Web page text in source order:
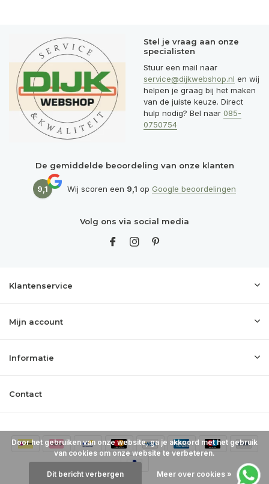
Stel je vraag aan onze
specialisten
Stuur een mail naar
service@dijkwebshop.nl en wij
helpen je graag bij het maken
van de juiste keuze. Direct
hulp nodig? Bel naar 085-
0750754
De gemiddelde beoordeling van onze klanten
9,1 Wij scoren een 9,1 op Google beoordelingen
Volg ons via social media
Klantenservice
Mijn account
Informatie
Contact
Door het gebruiken van onze website, ga je akkoord met het gebruik
van cookies om onze website te verbeteren.
Dit bericht verbergen Meer over cookies »